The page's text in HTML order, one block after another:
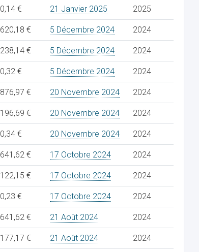
0,14 € 21 Janvier 2025 2025
620,18 € 5 Décembre 2024 2024
238,14 € 5 Décembre 2024 2024
0,32 € 5 Décembre 2024 2024
876,97 € 20 Novembre 2024 2024
196,69 € 20 Novembre 2024 2024
0,34 € 20 Novembre 2024 2024
641,62 € 17 Octobre 2024 2024
122,15 € 17 Octobre 2024 2024
0,23 € 17 Octobre 2024 2024
641,62 € 21 Août 2024 2024
177,17 € 21 Août 2024 2024